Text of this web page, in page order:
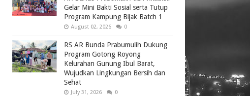
Gelar Mini Bakti Sosial serta Tutup
Program Kampung Bijak Batch 1
August 02, 2026 0
RS AR Bunda Prabumulih Dukung
Program Gotong Royong
Kelurahan Gunung Ibul Barat,
Wujudkan Lingkungan Bersih dan
Sehat
July 31, 2026 0